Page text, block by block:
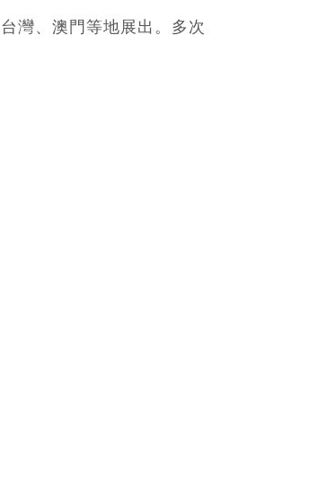
灣、澳門等地展出。多次